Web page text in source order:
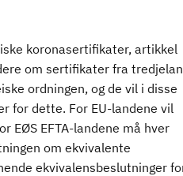
koronasertifikater, artikkel
om sertifikater fra
ordningen, og de vil i disse
for dette. For EU-landene vil
EØS EFTA-landene må hver
om ekvivalente
ekvivalensbeslutninger